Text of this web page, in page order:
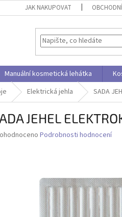
JAK NAKUPOVAT
Manuální kosmetická lehátka
Elektrická jehla SADA
JEHEL
Podrobnosti hodnocení